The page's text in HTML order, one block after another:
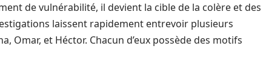
de vulnérabilité, il devient la cible de la colère et des
laissent rapidement entrevoir plusieurs
Omar, et Héctor. Chacun d’eux possède des motifs